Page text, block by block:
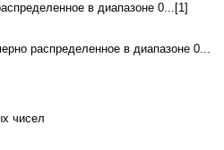
в диапазоне 0...[1]
распределенное в диапазоне 0...
чисел